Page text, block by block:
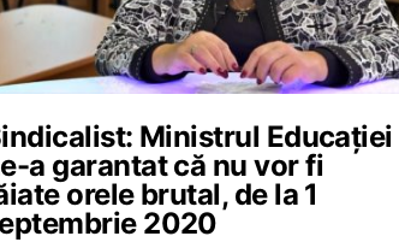
Ministrul Educației
a garantat că nu vor fi
orele brutal, de la 1
2020